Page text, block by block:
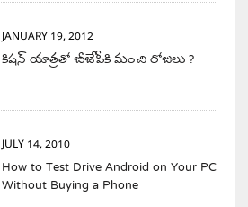
JANUARY 19, 2012
కిషన్ యాత్రతో బీజేపీకి మంచి రోజులు ?
JULY 14, 2010
How to Test Drive Android on Your PC
Without Buying a Phone